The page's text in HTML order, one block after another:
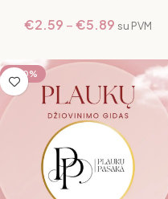
€2.59 –€5.89 su PVM
-100%